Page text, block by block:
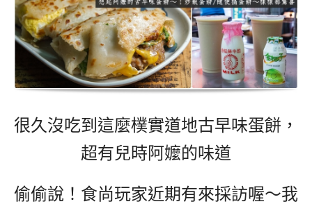
很久沒吃到這麼樸實道地古早味蛋餅，
超有兒時阿嬤的味道
偷偷說！食尚玩家近期有來採訪喔～我